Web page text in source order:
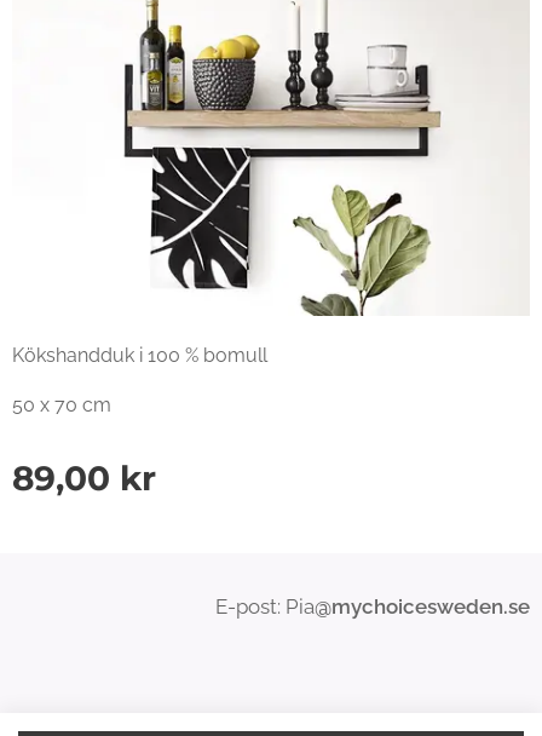
Kökshandduk i 100 % bomull
50 x 70 cm
89,00 kr
E-post: Pia@mychoicesweden.se